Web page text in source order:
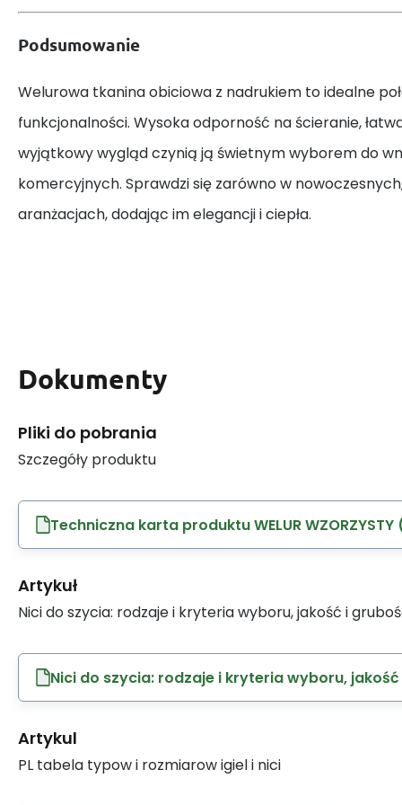
Podsumowanie
Welurowa tkanina obiciowa z nadrukiem to idealne
funkcjonalności. Wysoka odporność na ścieranie,
wyjątkowy wygląd czynią ją świetnym wyborem do
komercyjnych. Sprawdzi się zarówno w
aranżacjach, dodając im elegancji i ciepła.
Dokumenty
Pliki do pobrania
Szczegóły produktu
Techniczna karta produktu WELUR WZORZYSTY
Artykuł
Nici do szycia: rodzaje i kryteria wyboru, jakość i
Nici do szycia: rodzaje i kryteria wyboru,
Artykul
PL tabela typow i rozmiarow igiel i nici